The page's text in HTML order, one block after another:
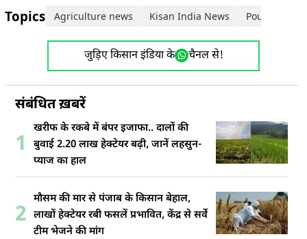
Topics: Agriculture news Kisan India News Poultry
जुड़िए किसान इंडिया के चैनल से!
संबंधित ख़बरें
1
खरीफ के रकबे में बंपर इजाफा.. दालों की
बुवाई 2.20 लाख हेक्टेयर बढ़ी, जानें लहसुन-
प्याज का हाल
2
मौसम की मार से पंजाब के किसान बेहाल,
लाखों हेक्टेयर रबी फसलें प्रभावित, केंद्र से सर्वे
टीम भेजने की मांग